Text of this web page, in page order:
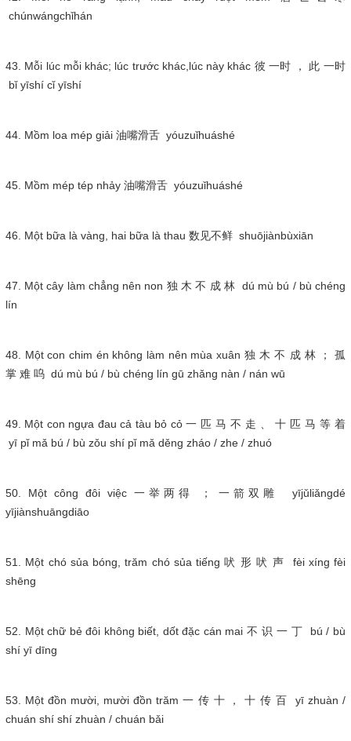
chúnwángchǐhán
43. Mỗi lúc mỗi khác; lúc trước khác,lúc này khác 彼 一时 ， 此 一时
bǐ yīshí cǐ yīshí
44. Mồm loa mép giải 油嘴滑舌 yóuzuǐhuáshé
45. Mồm mép tép nhảy 油嘴滑舌 yóuzuǐhuáshé
46. Một bữa là vàng, hai bữa là thau 数见不鲜 shuōjiànbùxiān
47. Một cây làm chẳng nên non 独 木 不 成 林 dú mù bú / bù chéng
lín
48. Một con chim én không làm nên mùa xuân 独 木 不 成 林 ； 孤
掌 难 呜 dú mù bú / bù chéng lín gū zhǎng nàn / nán wū
49. Một con ngựa đau cả tàu bỏ cỏ 一 匹 马 不 走 、 十 匹 马 等 着
yī pǐ mǎ bú / bù zǒu shí pǐ mǎ děng zháo / zhe / zhuó
50. Một công đôi việc 一举两得 ； 一箭双雕 yījǔliǎngdé
yījiànshuāngdiāo
51. Một chó sủa bóng, trăm chó sủa tiếng 吠 形 吠 声 fèi xíng fèi
shēng
52. Một chữ bẻ đôi không biết, dốt đặc cán mai 不 识 一 丁 bú / bù
shí yī dīng
53. Một đồn mười, mười đồn trăm 一 传 十 ， 十 传 百 yī zhuàn /
chuán shí shí zhuàn / chuán bǎi